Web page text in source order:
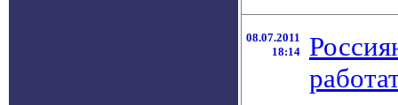
08.07.2011
18:14